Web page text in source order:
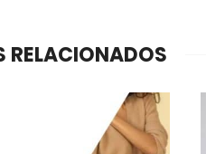
RELACIONADOS